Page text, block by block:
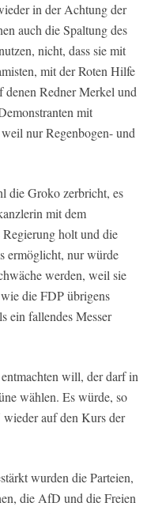
in der Achtung der
auch die Spaltung des
nicht, dass sie mit
mit der Roten Hilfe
denen Redner Merkel und
mit
nur Regenbogen- und
die Groko zerbricht, es
mit dem
holt und die
ermöglicht, nur würde
werden, weil sie
die FDP übrigens
ein fallendes Messer
will, der darf in
wählen. Es würde, so
auf den Kurs der
wurden die Parteien,
die AfD und die Freien